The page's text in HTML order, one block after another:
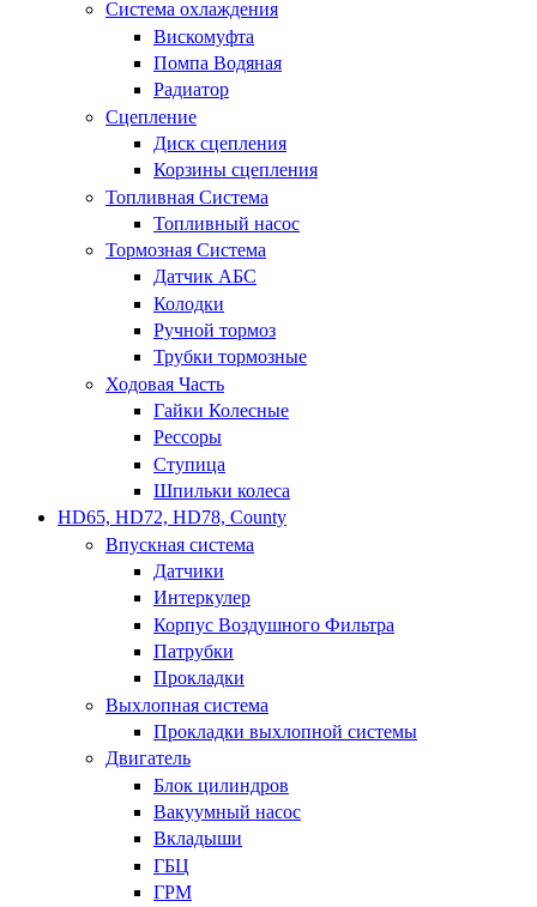
Система охлаждения
Вискомуфта
Помпа Водяная
Радиатор
Сцепление
Диск сцепления
Корзины сцепления
Топливная Система
Топливный насос
Тормозная Система
Датчик АБС
Колодки
Ручной тормоз
Трубки тормозные
Ходовая Часть
Гайки Колесные
Рессоры
Ступица
Шпильки колеса
HD65, HD72, HD78, County
Впускная система
Датчики
Интеркулер
Корпус Воздушного Фильтра
Патрубки
Прокладки
Выхлопная система
Прокладки выхлопной системы
Двигатель
Блок цилиндров
Вакуумный насос
Вкладыши
ГБЦ
ГРМ